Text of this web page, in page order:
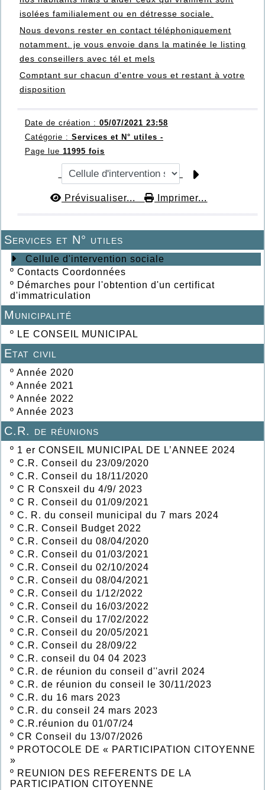
Services et N° utiles
Cellule d'intervention sociale
º Contacts Coordonnées
º Démarches pour l'obtention d'un certificat
d'immatriculation
Municipalité
º LE CONSEIL MUNICIPAL
Etat civil
º Année 2020
º Année 2021
º Année 2022
º Année 2023
C.R. de réunions
º 1 er CONSEIL MUNICIPAL DE L’ANNEE 2024
º C.R. Conseil du 23/09/2020
º C.R. Conseil du 18/11/2020
º C R Consxeil du 4/9/ 2023
º C R. Conseil du 01/09/2021
º C. R. du conseil municipal du 7 mars 2024
º C.R. Conseil Budget 2022
º C.R. Conseil du 08/04/2020
º C.R. Conseil du 01/03/2021
º C.R. Conseil du 02/10/2024
º C.R. Conseil du 08/04/2021
º C.R. Conseil du 1/12/2022
º C.R. Conseil du 16/03/2022
º C.R. Conseil du 17/02/2022
º C.R. Conseil du 20/05/2021
º C.R. Conseil du 28/09/22
º C.R. conseil du 04 04 2023
º C.R. de réunion du conseil d''avril 2024
º C.R. de réunion du conseil le 30/11/2023
º C.R. du 16 mars 2023
º C.R. du conseil 24 mars 2023
º C.R.réunion du 01/07/24
º CR Conseil du 13/07/2026
º PROTOCOLE DE « PARTICIPATION CITOYENNE
»
º REUNION DES REFERENTS DE LA
PARTICIPATION CITOYENNE
isolées familialement ou en détresse sociale.
Nous devons rester en contact téléphoniquement
notamment. je vous envoie dans la matinée le listing
des conseillers avec tél et mels
Comptant sur chacun d'entre vous et restant à votre
disposition
Date de création : 05/07/2021 23:58
Catégorie : Services et N° utiles -
Page lue 11995 fois
Prévisualiser... Imprimer...